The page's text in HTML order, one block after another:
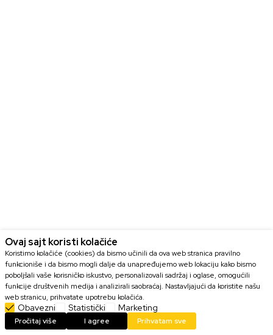
Kontaktirajte nas za više detalja
Ovaj sajt koristi kolačiće
Koristimo kolačiće (cookies) da bismo učinili da ova web stranica pravilno
funkcioniše i da bismo mogli dalje da unapređujemo web lokaciju kako bismo
poboljšali vaše korisničko iskustvo, personalizovali sadržaj i oglase, omogućili
funkcije društvenih medija i analizirali saobraćaj. Nastavljajući da koristite našu
web stranicu, prihvatate upotrebu kolačića.
Obavezni Statistički Marketing
Pročitaj više I agree Prihvatam sve